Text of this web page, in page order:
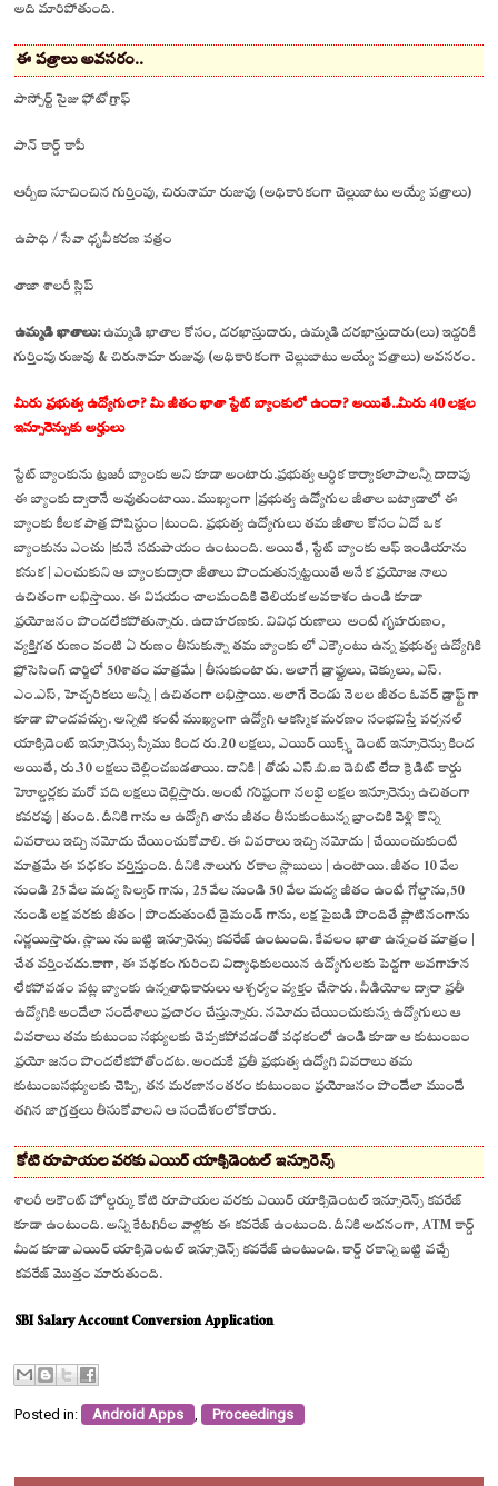
అది మారిపోతుంది.
ఈ పత్రాలు అవసరం..
పాస్పోర్ట్ సైజు ఫోటోగ్రాఫ్
పాన్ కార్డ్ కాపీ
ఆర్బీఐ సూచించిన గుర్తింపు, చిరునామా రుజువు (అధికారికంగా చెల్లుబాటు అయ్యే పత్రాలు)
ఉపాధి / సేవా ధృవీకరణ పత్రం
తాజా శాలరీ స్లిప్
ఉమ్మడి ఖాతాలు:ఉమ్మడి ఖాతాల కోసం, దరఖాస్తుదారు, ఉమ్మడి దరఖాస్తుదారు(లు) ఇద్దరికీ
గుర్తింపు రుజువు & చిరునామా రుజువు (అధికారికంగా చెల్లుబాటు అయ్యే పత్రాలు) అవసరం.
మీరు ప్రభుత్వ ఉద్యోగులా? మీ జీతం ఖాతా స్టేట్ బ్యాంకులో ఉందా? అయితే..మీరు 40 లక్షల
ఇన్సూరెన్సుకు అర్హులు
స్టేట్ బ్యాంకును ట్రజరీ బ్యాంకు అని కూడా అంటారు.ప్రభుత్వ ఆర్ధిక కార్యాకలాపాలన్నీ దాదాపు
ఈ బ్యాంకు ద్వారానే అవుతుంటాయి. ముఖ్యంగా |ప్రభుత్వ ఉద్యోగుల జీతాల బట్వాడాలో ఈ
బ్యాంకు కీలక పాత్ర పోషిస్టుం |టుంది. ప్రభుత్వ ఉద్యోగులు తమ జీతాల కోసం ఏదో ఒక
బ్యాంకును ఎంచు |కునే సదుపాయం ఉంటుంది. అయితే, స్టేట్ బ్యాంకు ఆఫ్ ఇండియాను
కనుక | ఎంచుకుని ఆ బ్యాంకుద్వారా జీతాలు పొందుతున్నట్టయితే అనేక ప్రయోజ నాలు
ఉచితంగా లభిస్తాయి. ఈ విషయం చాలమందికి తెలియక అవకాశం ఉండి కూడా
ప్రయోజనం పొందలేకపోతున్నారు. ఉదాహరణకు. వివిధ రుణాలు అంటే గృహరుణం,
వ్యక్తిగత రుణం వంటి ఏ రుణం తీసుకున్నా తమ బ్యాంకు లో ఎక్కౌంటు ఉన్న ప్రభుత్వ ఉద్యోగికి
ప్రోసెసింగ్ చార్జిలో 50శాతం మాత్రమే | తీసుకుంటారు. అలాగే డ్రాఫ్టులు, చెక్కులు, ఎస్.
ఎం.ఎస్, హెచ్చరికలు అన్నీ | ఉచితంగా లభిస్తాయి. అలాగే రెండు నెలల జీతం ఓవర్ డ్రాఫ్ట్ గా
కూడా పొందవచ్చు. అన్నిటి కంటే ముఖ్యంగా ఉద్యోగి ఆకస్మిక మరణం సంభవిస్తే పర్సనల్
యాక్సిడెంట్ ఇన్సూరెన్సు స్కీము కింద రు.20 లక్షలు, ఎయిర్ యిక్స్డ్ డెంట్ ఇన్సూరెన్సు కింద
అయితే, రు.30 లక్షలు చెల్లించబడతాయి. దానికి | తోడు ఎస్.బి.ఐ డెబిట్ లేదా క్రెడిట్ కార్డు
హెూల్డర్లకు మరో పది లక్షలు చెల్లిస్తారు. అంటే గరిష్టంగా నలభై లక్షల ఇన్సూరెన్సు ఉచితంగా
కవరవు | తుంది. దీనికి గాను ఆ ఉద్యోగి తాను జీతం తీసుకుంటున్న బ్రాంచికి వెళ్లి కొన్ని
వివరాలు ఇచ్చి నమోదు చేయించుకోవాలి. ఈ వివరాలు ఇచ్చి నమోదు | చేయించుకుంటే
మాత్రమే ఈ పధకం వర్తిస్తుంది. దీనికి నాలుగు రకాల స్లాబులు | ఉంటాయి. జీతం 10 వేల
నుండి 25 వేల మద్య సిల్వర్ గాను, 25 వేల నుండి 50 వేల మద్య జీతం ఉంటే గోల్డాను,50
నుండి లక్ష వరకు జీతం | పొందుతుంటే డైమండ్ గాను, లక్ష పైబడి పొందితే ప్లాటినంగాను
నిర్ణయిస్తారు. స్లాబు ను బట్టి ఇన్సూరెన్సు కవరేజ్ ఉంటుంది. కేవలం ఖాతా ఉన్నంత మాత్రం |
చేత వర్తించదు.కాగా, ఈ పథకం గురించి విద్యాధికులయిన ఉద్యోగులకు పెద్దగా అవగాహన
లేకపోవడం పట్ల బ్యాంకు ఉన్నతాధికారులు ఆశ్చర్యం వ్యక్తం చేసారు. వీడియోల ద్వారా ప్రతీ
ఉద్యోగికి అందేలా సందేశాలు ప్రచారం చేస్తున్నారు. నమోదు చేయించుకున్న ఉద్యోగులు ఆ
వివరాలు తమ కుటుంబ సభ్యులకు చెప్పకపోవడంతో పధకంలో ఉండి కూడా ఆ కుటుంబం
ప్రయో జనం పొందలేకపోతోందట. అందుకే ప్రతీ ప్రభుత్వ ఉద్యోగి వివరాలు తమ
కుటుంబసభ్యులకు చెప్పి, తన మరణానంతరం కుటుంబం ప్రయోజనం పొందేలా ముందే
తగిన జాగ్రత్తలు తీసుకోవాలని ఆ సందేశంలోకోరారు.
కోటి రూపాయల వరకు ఎయిర్ యాక్సిడెంటల్ ఇన్సూరెన్స్
శాలరీ అకౌంట్ హోల్డర్కు కోటి రూపాయల వరకు ఎయిర్ యాక్సిడెంటల్ ఇన్సూరెన్స్ కవరేజ్
కూడా ఉంటుంది. అన్ని కేటగిరీల వాళ్లకు ఈ కవరేజ్ ఉంటుంది. దీనికి అదనంగా, ATM కార్డ్
మీద కూడా ఎయిర్ యాక్సిడెంటల్ ఇన్సూరెన్స్ కవరేజ్ ఉంటుంది. కార్డ్ రకాన్ని బట్టి వచ్చే
కవరేజ్ మొత్తం మారుతుంది.
SBI Salary Account Conversion Application
Posted in: Android Apps Proceedings